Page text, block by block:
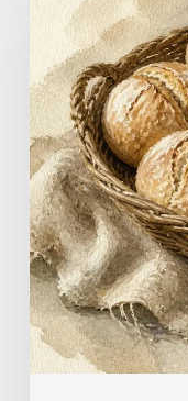
pescado…
un
estofado
de
carne?
|
Evangelio
del
2
de